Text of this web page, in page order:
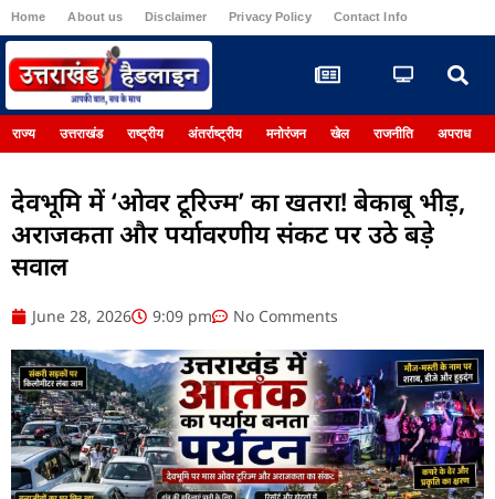
Home About us Disclaimer Privacy Policy Contact Info
राज्य उत्तराखंड राष्ट्रीय अंतर्राष्ट्रीय मनोरंजन खेल राजनीति अपराध
देवभूमि में ‘ओवर टूरिज्म’ का खतरा! बेकाबू भीड़,
अराजकता और पर्यावरणीय संकट पर उठे बड़े
सवाल
June 28, 2026 9:09 pm No Comments